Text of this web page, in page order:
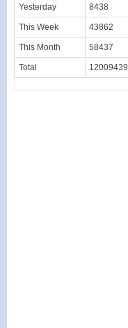
Yesterday 8438
This Week 43862
This Month 58437
Total 12009439